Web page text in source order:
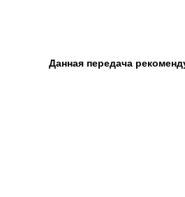
Данная передача